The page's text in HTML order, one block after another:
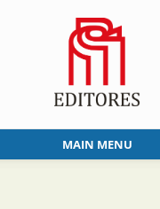
MAIN MENU